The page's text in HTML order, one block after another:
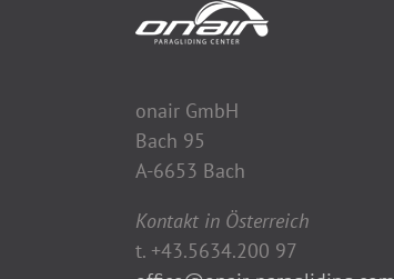
onair GmbH
Bach 95
A-6653 Bach
Kontakt in Österreich
t. +43.5634.200 97